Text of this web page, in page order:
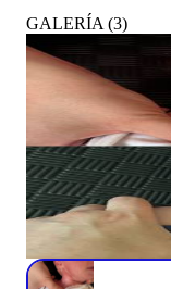
GALERÍA (3)